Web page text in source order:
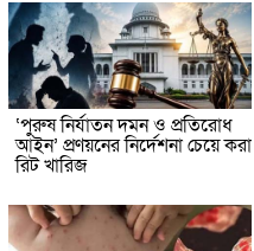
‘পুরুষ নির্যাতন দমন ও প্রতিরোধ
আইন’ প্রণয়নের নির্দেশনা চেয়ে করা
রিট খারিজ